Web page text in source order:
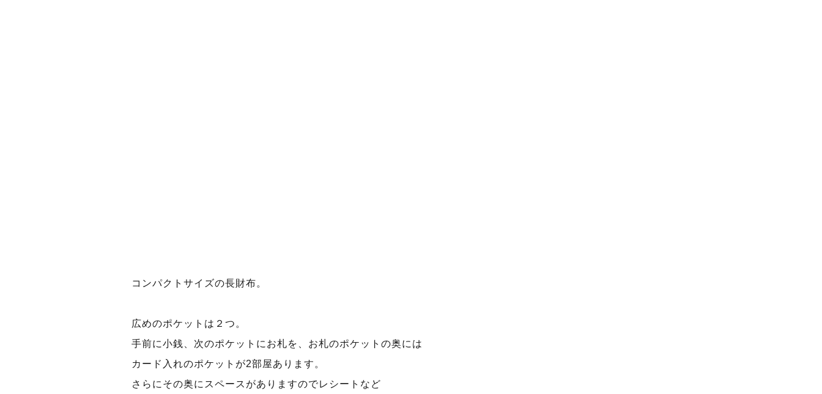
コンパクトサイズの長財布。
広めのポケットは２つ。
手前に小銭、次のポケットにお札を、お札のポケットの奥には
カード入れのポケットが2部屋あります。
さらにその奥にスペースがありますのでレシートなど